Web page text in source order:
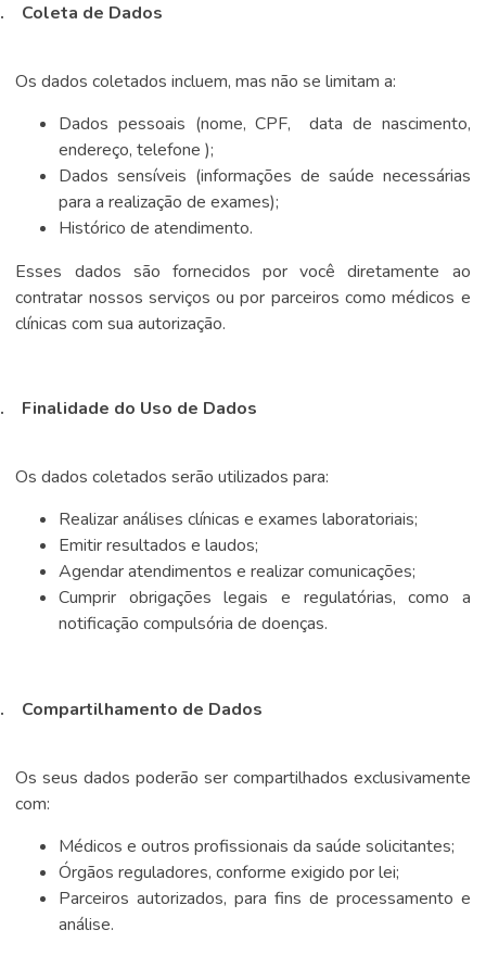
Coleta de Dados
Os dados coletados incluem, mas não se limitam a:
Dados pessoais (nome, CPF, data de nascimento,
endereço, telefone );
Dados sensíveis (informações de saúde necessárias
para a realização de exames);
Histórico de atendimento.
Esses dados são fornecidos por você diretamente ao
contratar nossos serviços ou por parceiros como médicos e
clínicas com sua autorização.
Finalidade do Uso de Dados
Os dados coletados serão utilizados para:
Realizar análises clínicas e exames laboratoriais;
Emitir resultados e laudos;
Agendar atendimentos e realizar comunicações;
Cumprir obrigações legais e regulatórias, como a
notificação compulsória de doenças.
Compartilhamento de Dados
Os seus dados poderão ser compartilhados exclusivamente
com:
Médicos e outros profissionais da saúde solicitantes;
Órgãos reguladores, conforme exigido por lei;
Parceiros autorizados, para fins de processamento e
análise.